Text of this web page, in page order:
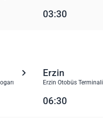
03:30
Erzin
Erzin Otobüs Terminali
06:30